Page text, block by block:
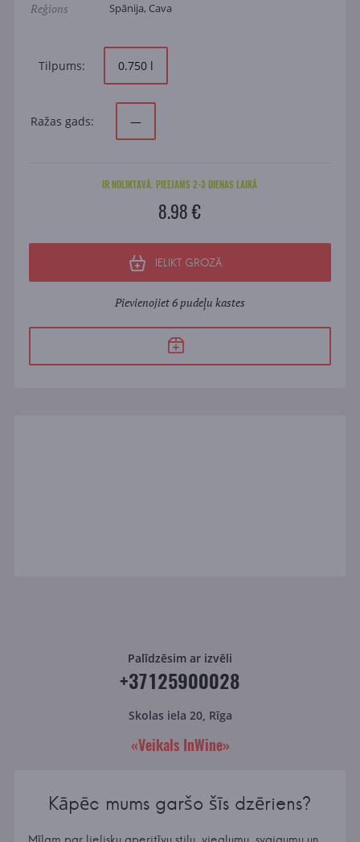
Reģions Spānija, Cava
Tilpums: 0.750 l
Ražas gads: —
IR NOLIKTAVĀ. PIEEJAMS 2-3 DIENAS LAIKĀ
8.98 €
IELIKT GROZĀ
Pievienojiet 6 pudeļu kastes
Palīdzēsim ar izvēli
+37125900028
Skolas iela 20, Rīga
«Veikals InWine»
Kāpēc mums garšo šīs dzēriens?